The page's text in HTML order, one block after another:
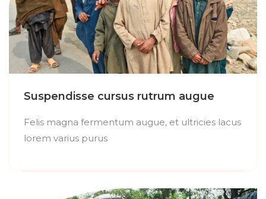
Suspendisse cursus rutrum augue
Felis magna fermentum augue, et ultricies lacus
lorem varius purus